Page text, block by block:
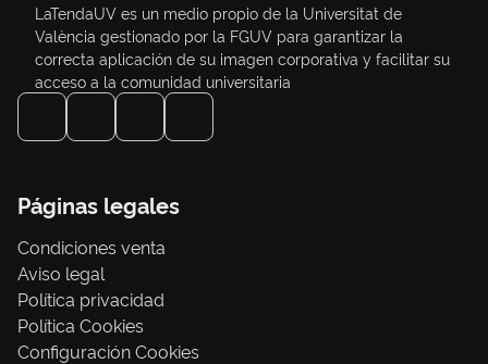
LaTendaUV es un medio propio de la Universitat de
València gestionado por la FGUV para garantizar la
correcta aplicación de su imagen corporativa y facilitar su
acceso a la comunidad universitaria
Páginas legales
Condiciones venta
Aviso legal
Política privacidad
Política Cookies
Configuración Cookies